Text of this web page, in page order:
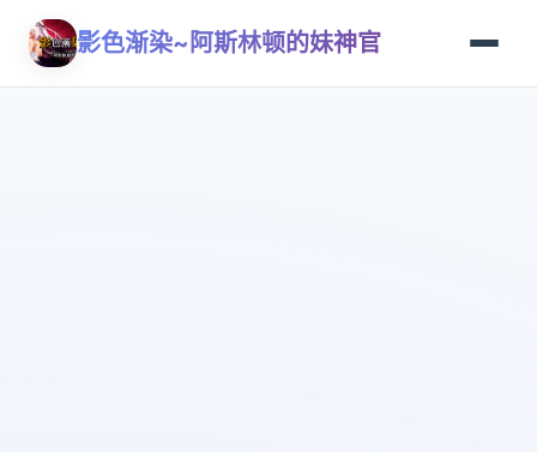
影色渐染~阿斯林顿的妹神官